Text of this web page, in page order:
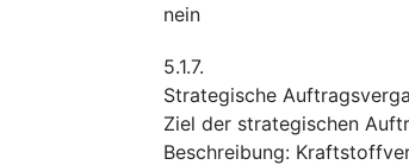
nein
5.1.7.
Strategische
Ziel der strategischen
Beschreibung: